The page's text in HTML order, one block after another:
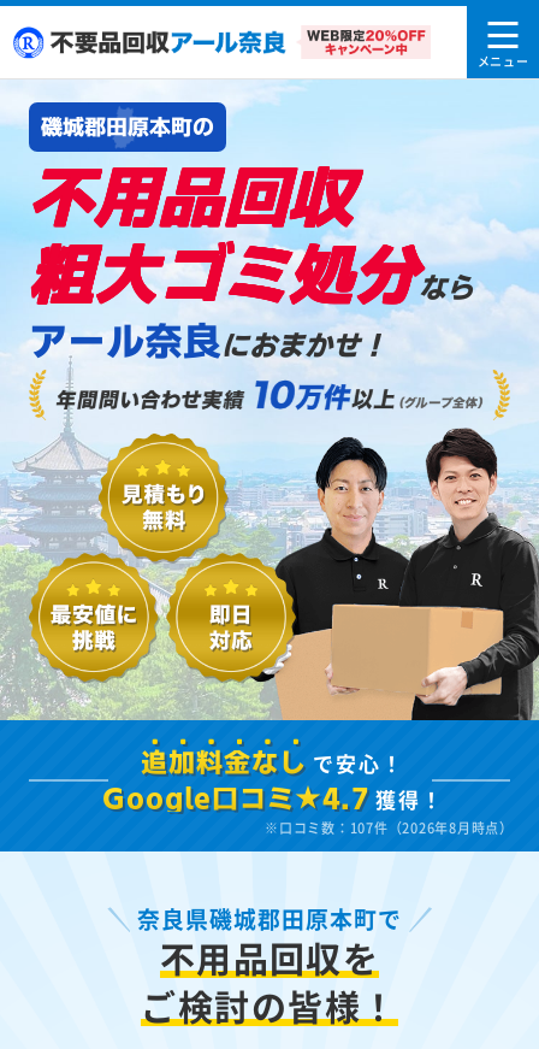
磯城郡田原本町の
不用品回収
粗大ゴミ処分なら
アール奈良におまかせ！
追加料金なし で安心！
Google口コミ★4.7 獲得！
※口コミ数：107件（2026年8月時点）
奈良県磯城郡田原本町で
不用品回収を
ご検討の皆様！